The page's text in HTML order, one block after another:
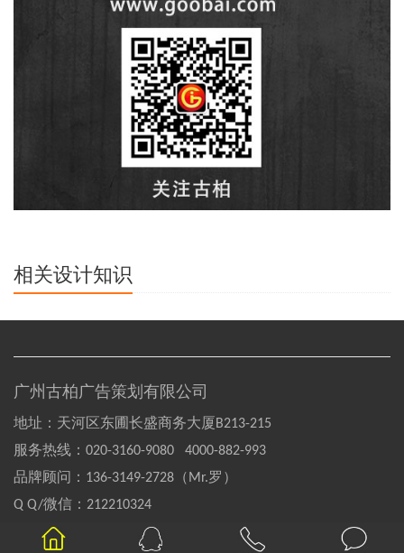
相关设计知识
广州古柏广告策划有限公司
地址：天河区东圃长盛商务大厦B213-215
服务热线： 020-3160-9080 4000-882-993
品牌顾问： 136-3149-2728（Mr.罗）
Q Q/微信： 212210324
Copyright©2004-2020 GOOBAI Inc.All rights reserved